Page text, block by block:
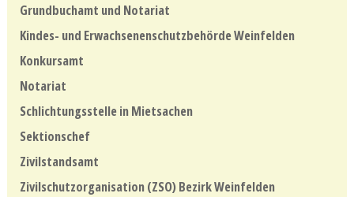
Grundbuchamt und Notariat
Kindes- und Erwachsenenschutzbehörde Weinfelden
Konkursamt
Notariat
Schlichtungsstelle in Mietsachen
Sektionschef
Zivilstandsamt
Zivilschutzorganisation (ZSO) Bezirk Weinfelden